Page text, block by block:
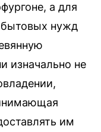
а для
бытовых нужд
изначально не
им